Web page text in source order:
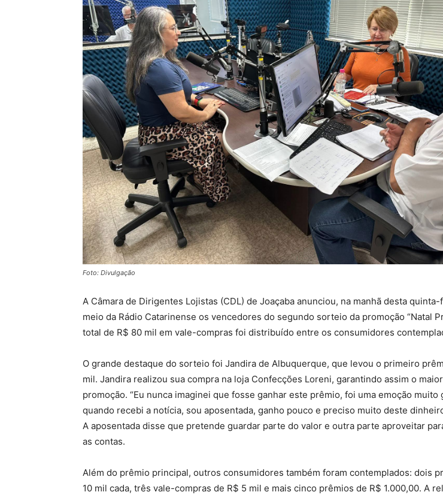
Foto: Divulgação
A Câmara de Dirigentes Lojistas (CDL) de Joaçaba anunciou, na manhã desta
meio da Rádio Catarinense os vencedores do segundo sorteio da promoção “Natal
total de R$ 80 mil em vale-compras foi distribuído entre os consumidores
O grande destaque do sorteio foi Jandira de Albuquerque, que levou o primeiro
mil. Jandira realizou sua compra na loja Confecções Loreni, garantindo assim o
promoção. “Eu nunca imaginei que fosse ganhar este prêmio, foi uma emoção muito
quando recebi a notícia, sou aposentada, ganho pouco e preciso muito deste
A aposentada disse que pretende guardar parte do valor e outra parte aproveitar
as contas.
Além do prêmio principal, outros consumidores também foram contemplados: dois
10 mil cada, três vale-compras de R$ 5 mil e mais cinco prêmios de R$ 1.000,00. A